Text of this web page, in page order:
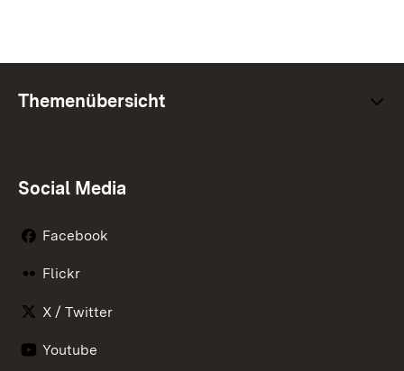
Themenübersicht
Social Media
Facebook
Flickr
X / Twitter
Youtube